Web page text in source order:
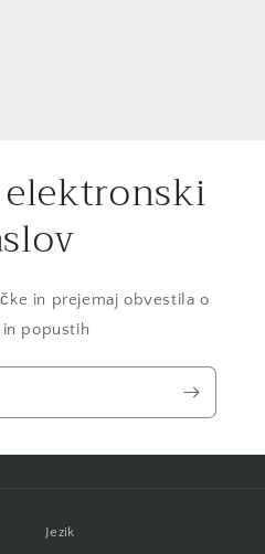
in prejemaj obvestila o
in popustih
Jezik